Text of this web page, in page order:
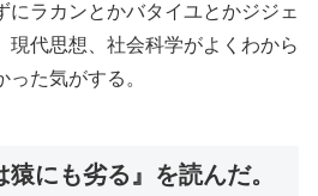
にラカンとかバタイユとかジジェ
現代思想、社会科学がよくわから
た気がする。
猿にも劣る』を読んだ。